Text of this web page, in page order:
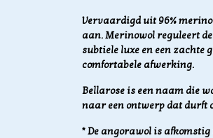
Vervaardigd uit 96%
aan. Merinowol reguleert
subtiele luxe en een zachte
comfortabele afwerking.
Bellarose is een naam die
naar een ontwerp dat durft
* De angorawol is